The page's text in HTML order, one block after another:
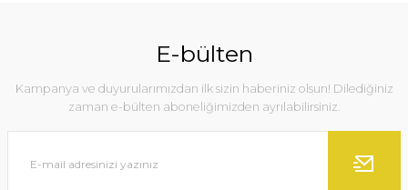
E-bülten
Kampanya ve duyurularımızdan ilk sizin haberiniz olsun! Dilediğiniz
zaman e-bülten aboneliğimizden ayrılabilirsiniz.